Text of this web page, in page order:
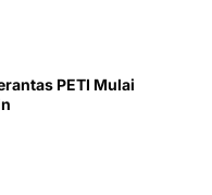
PETI Mulai